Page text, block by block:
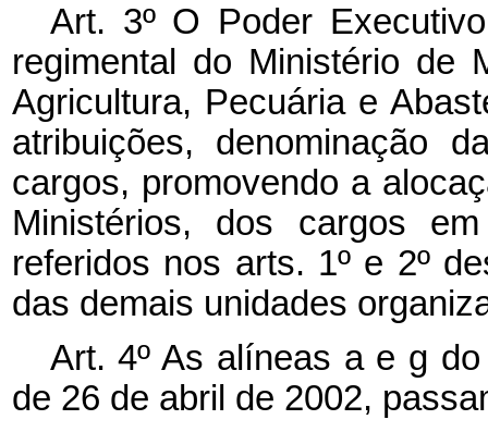
Art. 3º O Poder
regimental do Ministério de
Agricultura, Pecuária e
atribuições, denominação
cargos, promovendo a
Ministérios, dos cargos
referidos nos arts. 1º e 2º
das demais unidades
Art. 4º As alíneas a e g
de 26 de abril de 2002,